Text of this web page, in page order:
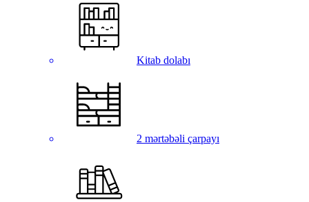
Kitab dolabı
2 mərtəbəli çarpayı